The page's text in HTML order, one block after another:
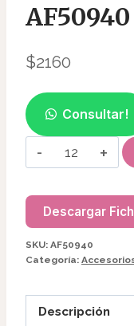
AF50940
$2160
Consultar!
ANTIFAZ
DE
AF50940
cantidad
Descargar
SKU: AF50940
Categoría:
Descripción